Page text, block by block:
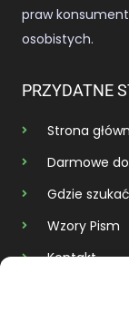
praw
osobistych.
PRZYDATNE
Strona
Darmowe
Gdzie
Wzory Pism
Kontakt